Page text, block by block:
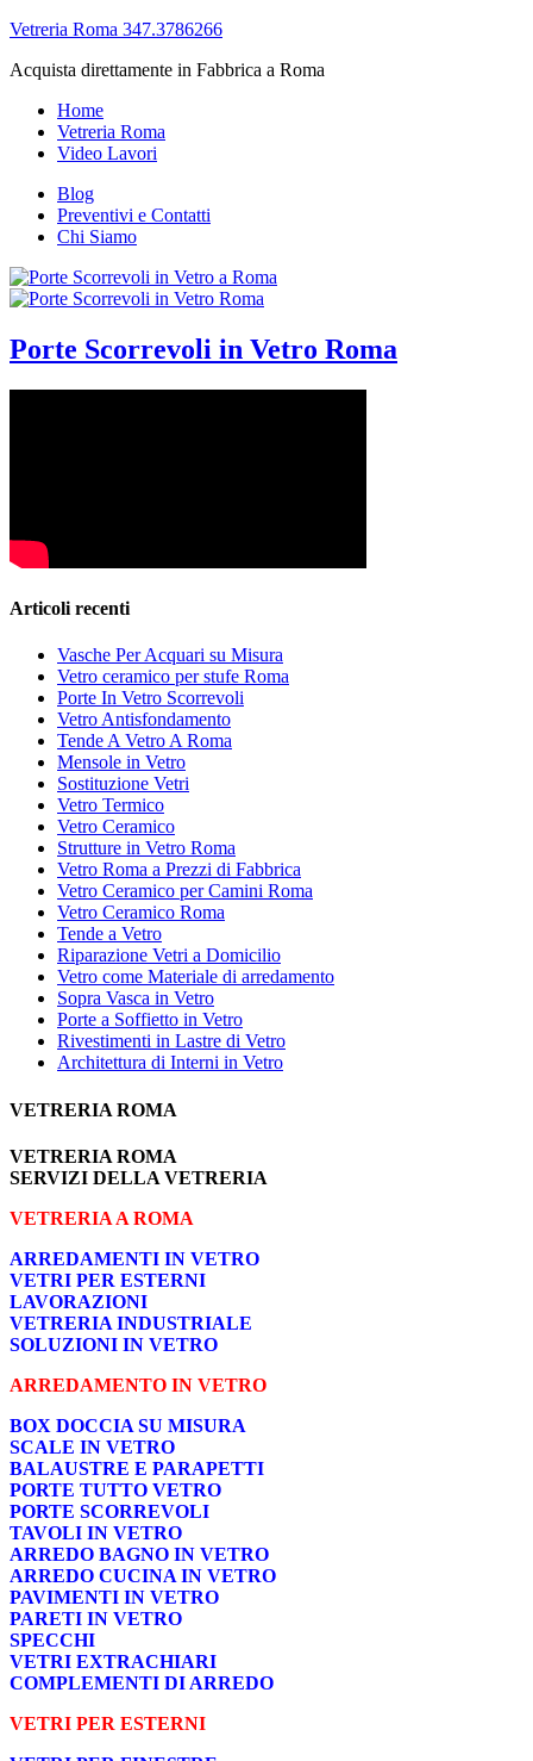
Vetreria Roma 347.3786266
Acquista direttamente in Fabbrica a Roma
Home
Vetreria Roma
Video Lavori
Blog
Preventivi e Contatti
Chi Siamo
Porte Scorrevoli in Vetro Roma
Articoli recenti
Vasche Per Acquari su Misura
Vetro ceramico per stufe Roma
Porte In Vetro Scorrevoli
Vetro Antisfondamento
Tende A Vetro A Roma
Mensole in Vetro
Sostituzione Vetri
Vetro Termico
Vetro Ceramico
Strutture in Vetro Roma
Vetro Roma a Prezzi di Fabbrica
Vetro Ceramico per Camini Roma
Vetro Ceramico Roma
Tende a Vetro
Riparazione Vetri a Domicilio
Vetro come Materiale di arredamento
Sopra Vasca in Vetro
Porte a Soffietto in Vetro
Rivestimenti in Lastre di Vetro
Architettura di Interni in Vetro
VETRERIA ROMA
VETRERIA ROMA
SERVIZI DELLA VETRERIA
VETRERIA A ROMA
ARREDAMENTI IN VETRO
VETRI PER ESTERNI
LAVORAZIONI
VETRERIA INDUSTRIALE
SOLUZIONI IN VETRO
ARREDAMENTO IN VETRO
BOX DOCCIA SU MISURA
SCALE IN VETRO
BALAUSTRE E PARAPETTI
PORTE TUTTO VETRO
PORTE SCORREVOLI
TAVOLI IN VETRO
ARREDO BAGNO IN VETRO
ARREDO CUCINA IN VETRO
PAVIMENTI IN VETRO
PARETI IN VETRO
SPECCHI
VETRI EXTRACHIARI
COMPLEMENTI DI ARREDO
VETRI PER ESTERNI